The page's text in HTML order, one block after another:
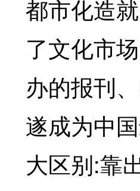
都市化造
了文化市场
办的报刊
遂成为中
大区别 :靠